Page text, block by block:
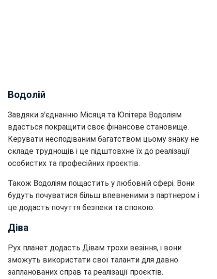
Водолій
Завдяки з'єднанню Місяця та Юпітера Водоліям
вдасться покращити своє фінансове становище.
Керувати несподіваним багатством цьому знаку не
складе труднощів і це підштовхне їх до реалізації
особистих та професійних проєктів.
Також Водоліям пощастить у любовній сфері. Вони
будуть почуватися більш впевненими з партнером і
це додасть почуття безпеки та спокою.
Діва
Рух планет додасть Дівам трохи везіння, і вони
зможуть використати свої таланти для давно
запланованих справ та реалізації проєктів.